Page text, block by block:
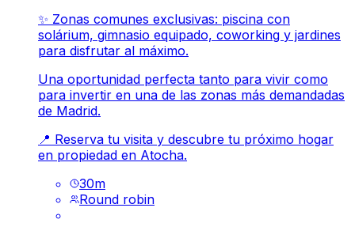
✨ Zonas comunes exclusivas: piscina con
solárium, gimnasio equipado, coworking y jardines
para disfrutar al máximo.
Una oportunidad perfecta tanto para vivir como
para invertir en una de las zonas más demandadas
de Madrid.
📍 Reserva tu visita y descubre tu próximo hogar
en propiedad en Atocha.
30m
Round robin